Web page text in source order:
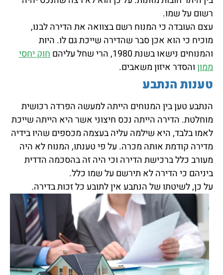
רשום על שמו.
עצם העובדה כי המנוח רשם בצוואה את הדירה לבנו,
מוכיח כי הוא אכן סבר שהדירה שייכת גם לו. היות
והמנוחים נישאו בשנת 1980, הרי שחל עליהם
חוק יחסי
ממוןוהסדר איזון משאבים.
טענות הנתבע
הנתבע טען בין המנוחים הייתה למעשה הפרדה רכושית
מוחלטת. הדירה הייתה נכס חיצוני אשר היא הייתה שייכת
לאמו בלבד, היא שילמה עליה בעצמה מכספים שהיו בידיה
מדירה קודמת אותה מכרה. על פי טענתו, המנוח לא היה
מעורב כלל ברכישת הדירה וכי היה זה בהסכמה הדדית
ביניהם כי הדירה לא תירשם על שמו כלל.
על כן, לשיטתו של הנתבע אין לתובע כל זכות בדירה.